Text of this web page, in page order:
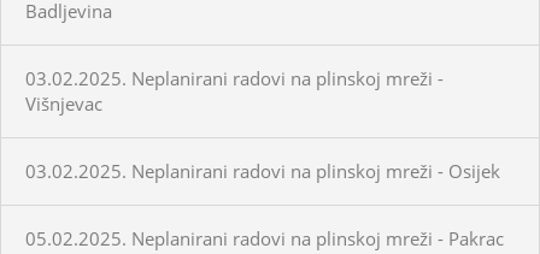
Badljevina
03.02.2025. Neplanirani radovi na plinskoj mreži -
Višnjevac
03.02.2025. Neplanirani radovi na plinskoj mreži - Osijek
05.02.2025. Neplanirani radovi na plinskoj mreži - Pakrac